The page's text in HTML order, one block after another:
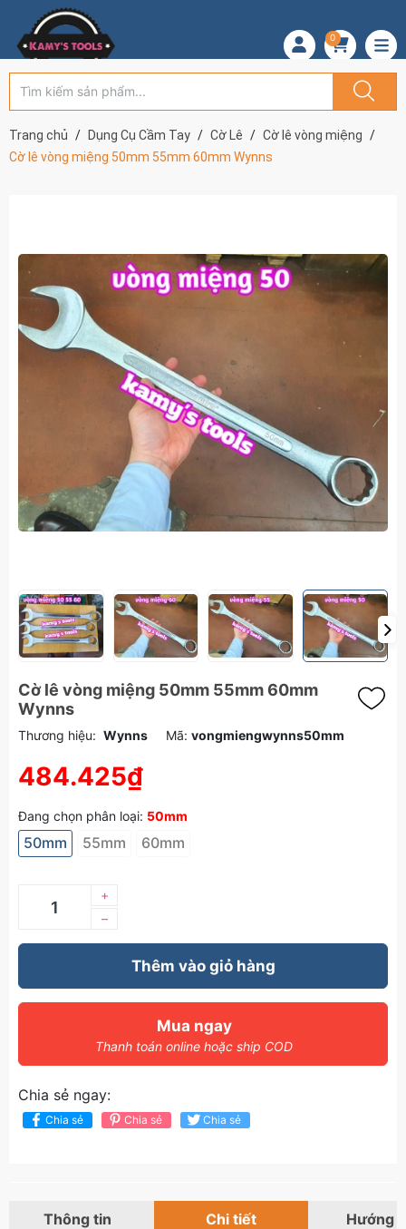
0
Trang chủ Dụng Cụ Cầm Tay Cờ Lê
Cờ lê vòng miệng
Cờ lê vòng miệng 50mm 55mm 60mm Wynns
Cờ lê vòng miệng 50mm 55mm 60mm
Wynns
Thương hiệu: Wynns Mã: vongmiengwynns50mm
484.425₫
Đang chọn phân loại: 50mm
50mm 55mm 60mm
–
+
Thêm vào giỏ hàng
Mua ngay
Thanh toán online hoặc ship COD
Chia sẻ ngay:
Chia sẻ Chia sẻ Chia sẻ
Thông tin Chi tiết Hướng